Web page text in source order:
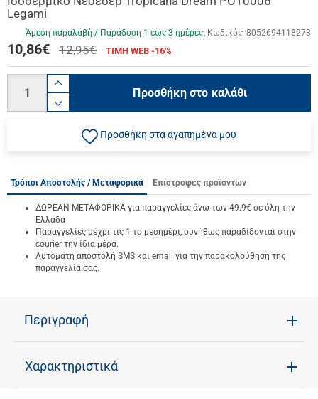
Legami
Άμεση παραλαβή / Παράδoση 1 έως 3 ημέρες Κωδικός: 8052694118273
10,86€ 12,95€ ΤΙΜΗ WEB -16%
product.increase.quantity
product.decrease.quantity
Προσθήκη στο καλάθι
Προσθήκη στα αγαπημένα μου
Τρόποι Αποστολής / Μεταφορικά Επιστροφές προϊόντων
ΔΩΡΕΑΝ ΜΕΤΑΦΟΡΙΚΑ για παραγγελίες άνω των 49.9€ σε όλη την
Ελλάδα
Παραγγελίες μέχρι τις 1 το μεσημέρι, συνήθως παραδίδονται στην
courier την ίδια μέρα.
Αυτόματη αποστολή SMS και email για την παρακολούθηση της
παραγγελία σας.
Περιγραφή
Χαρακτηριστικά